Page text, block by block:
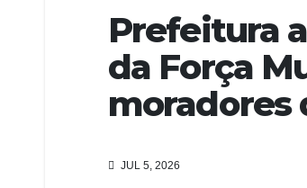
Prefeitura
da Força
moradores
JUL 5, 2026